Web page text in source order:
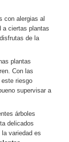
con alergias al
a ciertas plantas
de la
plantas
Con las
riesgo
supervisar a
árboles
delicados
variedad es